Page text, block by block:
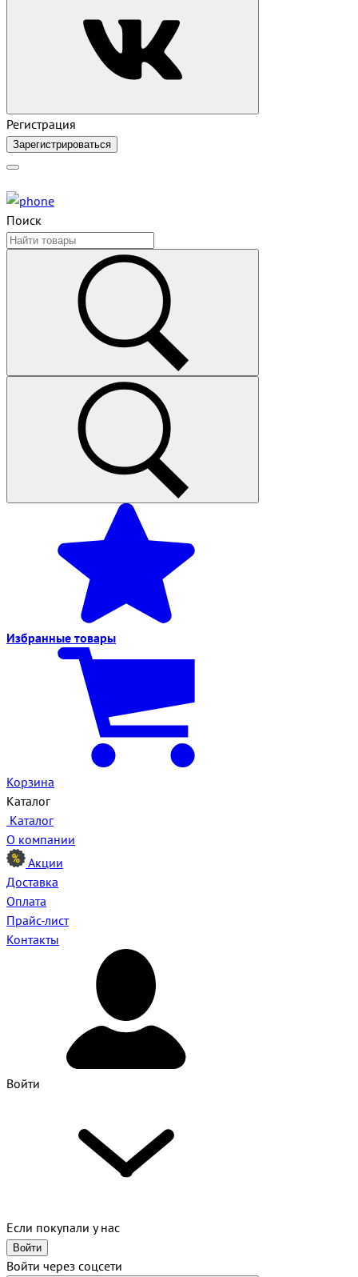
Регистрация
Зарегистрироваться
Поиск
Избранные товары
Корзина
Каталог
Каталог
О компании
Акции
Доставка
Оплата
Прайс-лист
Контакты
Войти
Если покупали у нас
Войти
Войти через соцсети